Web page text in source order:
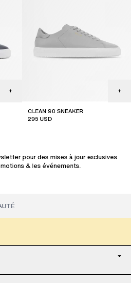
CLEAN 90 SNEAKER
295 USD
pour des mises à jour exclusives
& les événements.